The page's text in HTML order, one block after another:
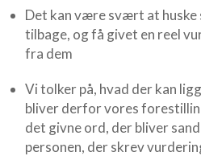
Det kan være svært at
tilbage, og få givet en reel
fra dem
Vi tolker på, hvad der kan
bliver derfor vores
det givne ord, der bliver
personen, der skrev